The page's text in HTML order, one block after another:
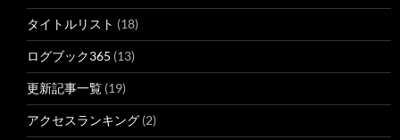
タイトルリスト (18)
ログブック365 (13)
更新記事一覧 (19)
アクセスランキング (2)